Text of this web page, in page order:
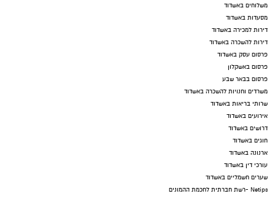
משלוחים באשדוד
מסעדות באשדוד
דירות למכירה באשדוד
דירות להשכרה באשדוד
פרסום עסק באשדוד
פרסום באשקלון
פרסום בבאר שבע
משרדים וחנויות להשכרה באשדוד
שרותי בריאות באשדוד
אירועים באשדוד
דרושים באשדוד
חוגים באשדוד
ארנונה באשדוד
עורכי דין באשדוד
שערים חשמליים באשדוד
Netips -רשת חברתית לחכמת ההמונים